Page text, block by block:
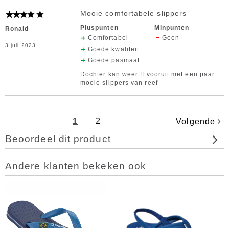
Ronald
3 juli 2023
Mooie comfortabele slippers
Pluspunten
Comfortabel
Goede kwaliteit
Goede pasmaat
Minpunten
Geen
Dochter kan weer ff vooruit met een paar
mooie slippers van reef
1 2 Volgende
Beoordeel dit product
Andere klanten bekeken ook